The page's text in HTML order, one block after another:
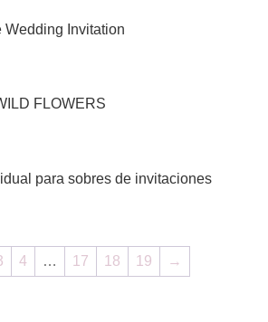
Invitation
FLOWERS
para sobres de invitaciones
4 … 17 18 19 →